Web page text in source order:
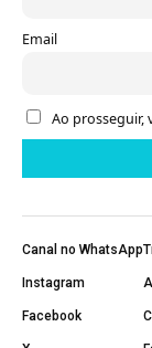
Email
Ao prosseguir,
Canal no WhatsApp
Instagram
Facebook